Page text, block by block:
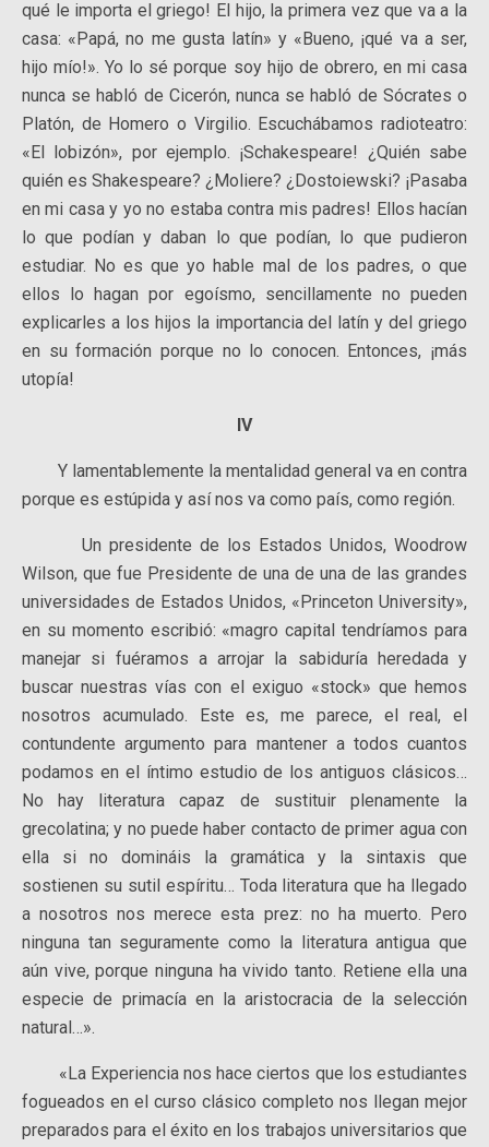
qué le importa el griego! El hijo, la primera vez que va a la
casa: «Papá, no me gusta latín» y «Bueno, ¡qué va a ser,
hijo mío!». Yo lo sé porque soy hijo de obrero, en mi casa
nunca se habló de Cicerón, nunca se habló de Sócrates o
Platón, de Homero o Virgilio. Escuchábamos radioteatro:
«El lobizón», por ejemplo. ¡Schakespeare! ¿Quién sabe
quién es Shakespeare? ¿Moliere? ¿Dostoiewski? ¡Pasaba
en mi casa y yo no estaba contra mis padres! Ellos hacían
lo que podían y daban lo que podían, lo que pudieron
estudiar. No es que yo hable mal de los padres, o que
ellos lo hagan por egoísmo, sencillamente no pueden
explicarles a los hijos la importancia del latín y del griego
en su formación porque no lo conocen. Entonces, ¡más
utopía!
IV
Y lamentablemente la mentalidad general va en contra
porque es estúpida y así nos va como país, como región.
Un presidente de los Estados Unidos, Woodrow
Wilson, que fue Presidente de una de una de las grandes
universidades de Estados Unidos, «Princeton University»,
en su momento escribió: «magro capital tendríamos para
manejar si fuéramos a arrojar la sabiduría heredada y
buscar nuestras vías con el exiguo «stock» que hemos
nosotros acumulado. Este es, me parece, el real, el
contundente argumento para mantener a todos cuantos
podamos en el íntimo estudio de los antiguos clásicos…
No hay literatura capaz de sustituir plenamente la
grecolatina; y no puede haber contacto de primer agua con
ella si no domináis la gramática y la sintaxis que
sostienen su sutil espíritu… Toda literatura que ha llegado
a nosotros nos merece esta prez: no ha muerto. Pero
ninguna tan seguramente como la literatura antigua que
aún vive, porque ninguna ha vivido tanto. Retiene ella una
especie de primacía en la aristocracia de la selección
natural…».
«La Experiencia nos hace ciertos que los estudiantes
fogueados en el curso clásico completo nos llegan mejor
preparados para el éxito en los trabajos universitarios que